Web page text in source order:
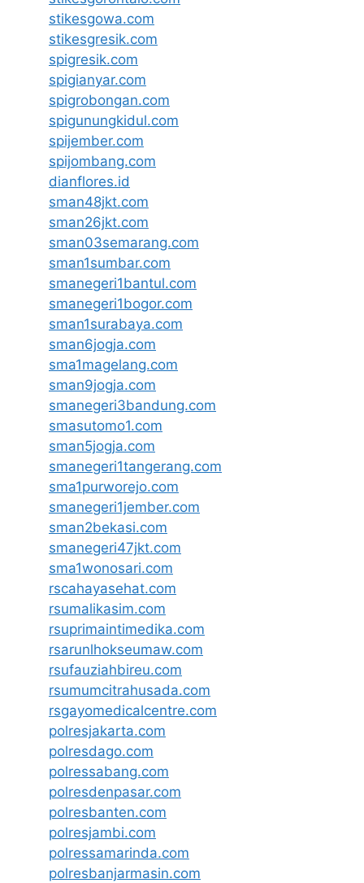
stikesgowa.com
stikesgresik.com
spigresik.com
spigianyar.com
spigrobongan.com
spigunungkidul.com
spijember.com
spijombang.com
dianflores.id
sman48jkt.com
sman26jkt.com
sman03semarang.com
sman1sumbar.com
smanegeri1bantul.com
smanegeri1bogor.com
sman1surabaya.com
sman6jogja.com
sma1magelang.com
sman9jogja.com
smanegeri3bandung.com
smasutomo1.com
sman5jogja.com
smanegeri1tangerang.com
sma1purworejo.com
smanegeri1jember.com
sman2bekasi.com
smanegeri47jkt.com
sma1wonosari.com
rscahayasehat.com
rsumalikasim.com
rsuprimaintimedika.com
rsarunlhokseumaw.com
rsufauziahbireu.com
rsumumcitrahusada.com
rsgayomedicalcentre.com
polresjakarta.com
polresdago.com
polressabang.com
polresdenpasar.com
polresbanten.com
polresjambi.com
polressamarinda.com
polresbanjarmasin.com